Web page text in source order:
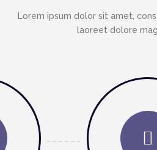
Lorem ipsum dolor sit amet,
laoreet dolore